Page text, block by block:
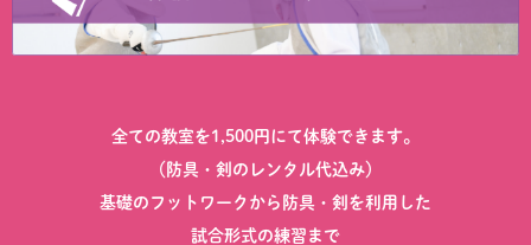
全ての教室を1,500円にて体験できます。
（防具・剣のレンタル代込み）
基礎のフットワークから防具・剣を利用した
試合形式の練習まで